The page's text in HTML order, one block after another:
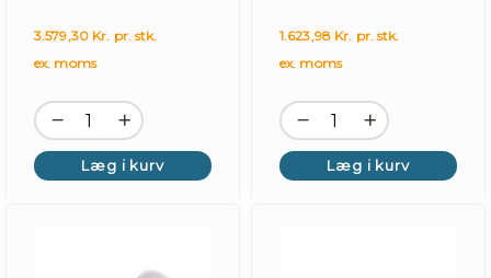
3.579,30 Kr. pr. stk.
ex. moms
Læg i kurv
1.623,98 Kr. pr. stk.
ex. moms
Læg i kurv